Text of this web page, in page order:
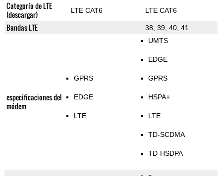
Categoría de LTE
(descargar)
LTE CAT6 LTE CAT6
Bandas LTE 38, 39, 40, 41
especificaciones del
módem
GPRS
EDGE
LTE
UMTS
EDGE
GPRS
HSPA+
LTE
TD-SCDMA
TD-HSDPA